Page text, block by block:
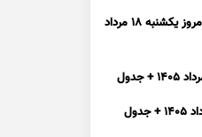
قیمت بیت کوین و ارز‌های دیجیتال امروز یکشنبه ۱۸ مرداد